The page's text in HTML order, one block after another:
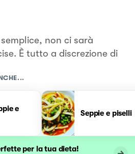
non ci sarà
È tutto a discrezione di
e
Seppie e piselli
per la tua dieta!